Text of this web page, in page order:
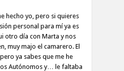
hecho yo, pero si quieres
personal para mí ya es
otro día con Marta y nos
muy majo el camarero. El
ya sabes que me he
Autónomos y… le faltaba